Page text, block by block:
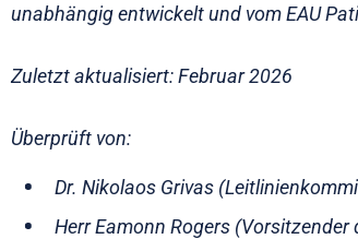
unabhängig entwickelt und vom EAU
Zuletzt aktualisiert: Februar 2026
Überprüft von:
Dr. Nikolaos Grivas
Herr Eamonn Rogers (Vorsitzender